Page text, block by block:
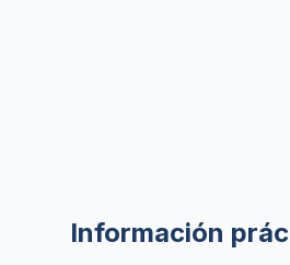
Información